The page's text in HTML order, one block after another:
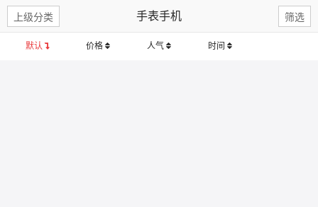
上级分类 手表手机 筛选
默认 价格 人气 时间